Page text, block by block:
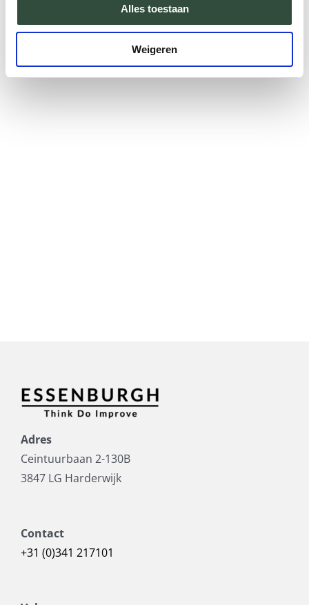
Alles toestaan
Weigeren
Adres
Ceintuurbaan 2-130B
3847 LG Harderwijk
Contact
+31 (0)341 217101